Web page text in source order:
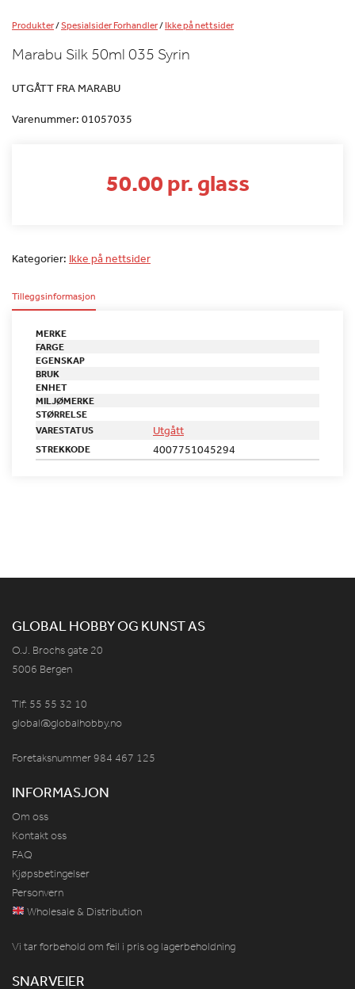
Produkter/Spesialsider Forhandler/Ikke på nettsider
Marabu Silk 50ml 035 Syrin
UTGÅTT FRA MARABU
Varenummer: 01057035
50.00 pr. glass
Kategorier: Ikke på nettsider
Tilleggsinformasjon
MERKE
FARGE
EGENSKAP
BRUK
ENHET
MILJØMERKE
STØRRELSE
VARESTATUS
Utgått
STREKKODE 4007751045294
GLOBAL HOBBY OG KUNST AS
O.J. Brochs gate 20
5006 Bergen
Tlf: 55 55 32 10
global@globalhobby.no
Foretaksnummer 984 467 125
INFORMASJON
Om oss
Kontakt oss
FAQ
Kjøpsbetingelser
Personvern
Wholesale & Distribution
Vi tar forbehold om feil i pris og lagerbeholdning
SNARVEIER